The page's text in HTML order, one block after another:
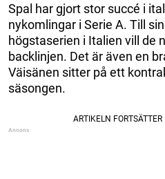
Spal har gjort stor succé i
nykomlingar i Serie A. Till
högstaserien i Italien vill de
backlinjen. Det är även en
Väisänen sitter på ett
säsongen.